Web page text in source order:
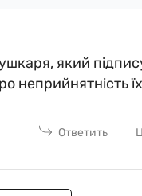
який
неприйнятність
Ответить